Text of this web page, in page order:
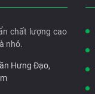
chất lượng cao
nhỏ.
Hưng Đạo,